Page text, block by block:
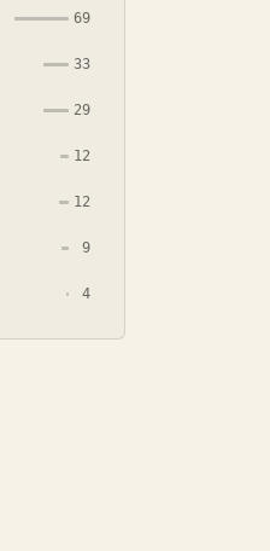
69
33
29
12
12
9
4